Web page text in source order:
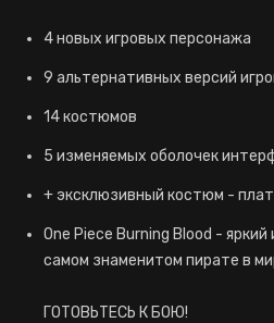
4 новых игровых персонажа
9 альтернативных версий
14 костюмов
5 изменяемых оболочек
+ эксклюзивный костюм -
One Piece Burning Blood -
самом знаменитом пирате в
ГОТОВЬТЕСЬ К БОЮ!